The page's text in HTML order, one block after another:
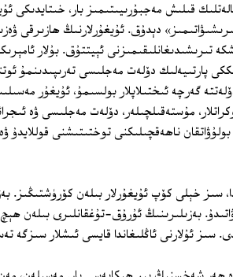
قىلىش مەجبۇرىيىتىمىز بار، خىتايدىكى
دېدۇق. ئۇيغۇرلارنىڭ ھازىرقى
تىرىشىدىغانلىقىمىزنى ئېيتتۇق. بۇلار
پارتىيەلىك دۆلەت مەجلىسى تەرىپىدىنمۇ
گەرچە ئىختىلاپلار بولسىمۇ، ئۇيغۇر
مۇستەقىلچىلەر، دۆلەت مەجلىسى ۋە
ناھەقچىلىكنى توختىتىشنى قوللايدۇ
سىز خېلى كۆپ ئۇيغۇرلار بىلەن كۆرۈشتىڭىز.
بەزىلىرىنىڭ ئۇرۇق-تۇغقانلىرى بىلەن
سىز ئۇلارنى ئاڭلىغاندا قايسى ئىشلار سىزگە